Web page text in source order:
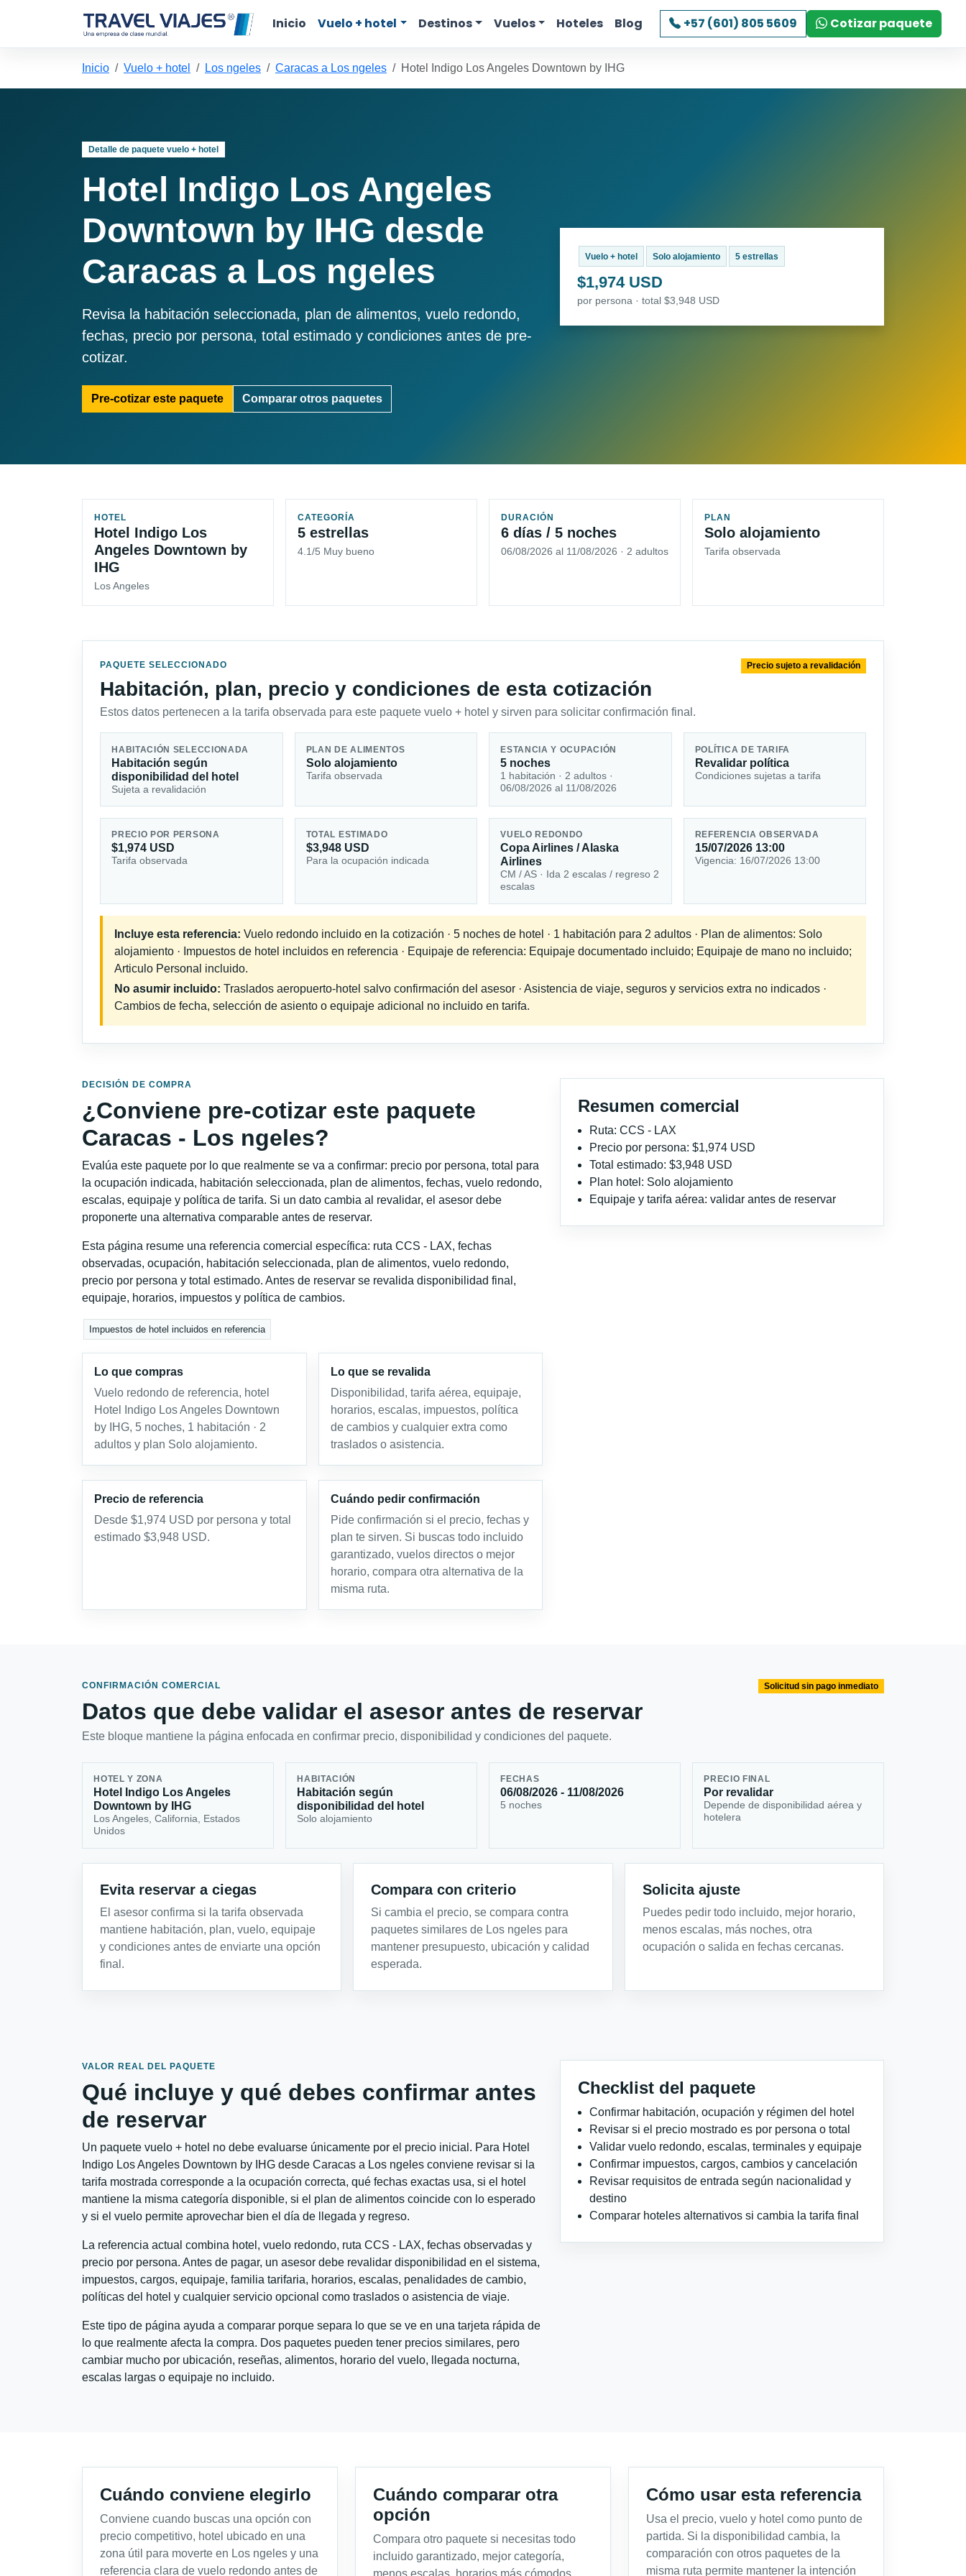
Inicio Vuelo + hotel Destinos Vuelos Hoteles Blog +57 (601) 805 5609 Cotizar paquete
Inicio Vuelo + hotel Los ngeles Caracas a Los ngeles Hotel Indigo Los Angeles Downtown by IHG
Detalle de paquete vuelo + hotel
Hotel Indigo Los Angeles
Downtown by IHG desde
Caracas a Los ngeles
Revisa la habitación seleccionada, plan de alimentos, vuelo redondo,
fechas, precio por persona, total estimado y condiciones antes de pre-
cotizar.
Pre-cotizar este paquete Comparar otros paquetes
Vuelo + hotel Solo alojamiento 5 estrellas
$1,974 USD
por persona · total $3,948 USD
HOTEL
Hotel Indigo Los
Angeles Downtown by
IHG
Los Angeles
CATEGORÍA
5 estrellas
4.1/5 Muy bueno
DURACIÓN
6 días / 5 noches
06/08/2026 al 11/08/2026 · 2 adultos
PLAN
Solo alojamiento
Tarifa observada
PAQUETE SELECCIONADO
Habitación, plan, precio y condiciones de esta cotización
Estos datos pertenecen a la tarifa observada para este paquete vuelo + hotel y sirven para solicitar confirmación final.
Precio sujeto a revalidación
HABITACIÓN SELECCIONADA
Habitación según
disponibilidad del hotel
Sujeta a revalidación
PLAN DE ALIMENTOS
Solo alojamiento
Tarifa observada
ESTANCIA Y OCUPACIÓN
5 noches
1 habitación · 2 adultos ·
06/08/2026 al 11/08/2026
POLÍTICA DE TARIFA
Revalidar política
Condiciones sujetas a tarifa
PRECIO POR PERSONA
$1,974 USD
Tarifa observada
TOTAL ESTIMADO
$3,948 USD
Para la ocupación indicada
VUELO REDONDO
Copa Airlines / Alaska
Airlines
CM / AS · Ida 2 escalas / regreso 2
escalas
REFERENCIA OBSERVADA
15/07/2026 13:00
Vigencia: 16/07/2026 13:00
Incluye esta referencia: Vuelo redondo incluido en la cotización · 5 noches de hotel · 1 habitación para 2 adultos · Plan de alimentos: Solo
alojamiento · Impuestos de hotel incluidos en referencia · Equipaje de referencia: Equipaje documentado incluido; Equipaje de mano no incluido;
Articulo Personal incluido.
No asumir incluido: Traslados aeropuerto-hotel salvo confirmación del asesor · Asistencia de viaje, seguros y servicios extra no indicados ·
Cambios de fecha, selección de asiento o equipaje adicional no incluido en tarifa.
DECISIÓN DE COMPRA
¿Conviene pre-cotizar este paquete
Caracas - Los ngeles?
Evalúa este paquete por lo que realmente se va a confirmar: precio por persona, total para
la ocupación indicada, habitación seleccionada, plan de alimentos, fechas, vuelo redondo,
escalas, equipaje y política de tarifa. Si un dato cambia al revalidar, el asesor debe
proponerte una alternativa comparable antes de reservar.
Esta página resume una referencia comercial específica: ruta CCS - LAX, fechas
observadas, ocupación, habitación seleccionada, plan de alimentos, vuelo redondo,
precio por persona y total estimado. Antes de reservar se revalida disponibilidad final,
equipaje, horarios, impuestos y política de cambios.
Impuestos de hotel incluidos en referencia
Lo que compras
Vuelo redondo de referencia, hotel
Hotel Indigo Los Angeles Downtown
by IHG, 5 noches, 1 habitación · 2
adultos y plan Solo alojamiento.
Lo que se revalida
Disponibilidad, tarifa aérea, equipaje,
horarios, escalas, impuestos, política
de cambios y cualquier extra como
traslados o asistencia.
Precio de referencia
Desde $1,974 USD por persona y total
estimado $3,948 USD.
Cuándo pedir confirmación
Pide confirmación si el precio, fechas y
plan te sirven. Si buscas todo incluido
garantizado, vuelos directos o mejor
horario, compara otra alternativa de la
misma ruta.
Resumen comercial
Ruta: CCS - LAX
Precio por persona: $1,974 USD
Total estimado: $3,948 USD
Plan hotel: Solo alojamiento
Equipaje y tarifa aérea: validar antes de reservar
CONFIRMACIÓN COMERCIAL
Datos que debe validar el asesor antes de reservar
Este bloque mantiene la página enfocada en confirmar precio, disponibilidad y condiciones del paquete.
Solicitud sin pago inmediato
HOTEL Y ZONA
Hotel Indigo Los Angeles
Downtown by IHG
Los Angeles, California, Estados
Unidos
HABITACIÓN
Habitación según
disponibilidad del hotel
Solo alojamiento
FECHAS
06/08/2026 - 11/08/2026
5 noches
PRECIO FINAL
Por revalidar
Depende de disponibilidad aérea y
hotelera
Evita reservar a ciegas
El asesor confirma si la tarifa observada
mantiene habitación, plan, vuelo, equipaje
y condiciones antes de enviarte una opción
final.
Compara con criterio
Si cambia el precio, se compara contra
paquetes similares de Los ngeles para
mantener presupuesto, ubicación y calidad
esperada.
Solicita ajuste
Puedes pedir todo incluido, mejor horario,
menos escalas, más noches, otra
ocupación o salida en fechas cercanas.
VALOR REAL DEL PAQUETE
Qué incluye y qué debes confirmar antes
de reservar
Un paquete vuelo + hotel no debe evaluarse únicamente por el precio inicial. Para Hotel
Indigo Los Angeles Downtown by IHG desde Caracas a Los ngeles conviene revisar si la
tarifa mostrada corresponde a la ocupación correcta, qué fechas exactas usa, si el hotel
mantiene la misma categoría disponible, si el plan de alimentos coincide con lo esperado
y si el vuelo permite aprovechar bien el día de llegada y regreso.
La referencia actual combina hotel, vuelo redondo, ruta CCS - LAX, fechas observadas y
precio por persona. Antes de pagar, un asesor debe revalidar disponibilidad en el sistema,
impuestos, cargos, equipaje, familia tarifaria, horarios, escalas, penalidades de cambio,
políticas del hotel y cualquier servicio opcional como traslados o asistencia de viaje.
Este tipo de página ayuda a comparar porque separa lo que se ve en una tarjeta rápida de
lo que realmente afecta la compra. Dos paquetes pueden tener precios similares, pero
cambiar mucho por ubicación, reseñas, alimentos, horario del vuelo, llegada nocturna,
escalas largas o equipaje no incluido.
Checklist del paquete
Confirmar habitación, ocupación y régimen del hotel
Revisar si el precio mostrado es por persona o total
Validar vuelo redondo, escalas, terminales y equipaje
Confirmar impuestos, cargos, cambios y cancelación
Revisar requisitos de entrada según nacionalidad y
destino
Comparar hoteles alternativos si cambia la tarifa final
Cuándo conviene elegirlo
Conviene cuando buscas una opción con
precio competitivo, hotel ubicado en una
zona útil para moverte en Los ngeles y una
referencia clara de vuelo redondo antes de
Cuándo comparar otra
opción
Compara otro paquete si necesitas todo
incluido garantizado, mejor categoría,
menos escalas, horarios más cómodos,
Cómo usar esta referencia
Usa el precio, vuelo y hotel como punto de
partida. Si la disponibilidad cambia, la
comparación con otros paquetes de la
misma ruta permite mantener la intención